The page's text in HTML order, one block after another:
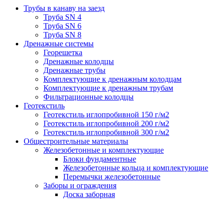
Трубы в канаву на заезд
Труба SN 4
Труба SN 6
Труба SN 8
Дренажные системы
Георешетка
Дренажные колодцы
Дренажные трубы
Комплектующие к дренажным колодцам
Комплектующие к дренажным трубам
Фильтрационные колодцы
Геотекстиль
Геотекстиль иглопробивной 150 г/м2
Геотекстиль иглопробивной 200 г/м2
Геотекстиль иглопробивной 300 г/м2
Общестроительные материалы
Железобетонные и комплектующие
Блоки фундаментные
Железобетонные кольца и комплектующие
Перемычки железобетонные
Заборы и ограждения
Доска заборная